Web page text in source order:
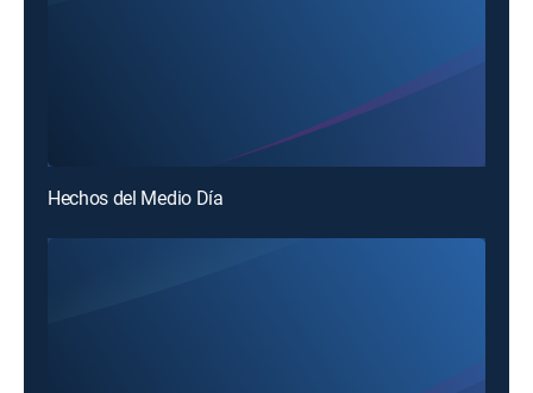
Hechos del Medio Día